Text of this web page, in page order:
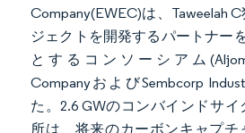
Company(EWEC)は、Taweelah
ジェクトを開発するパートナー
とするコンソーシアム
CompanyおよびSembcorp
た。2.6 GWのコンバインドサ
所は、将来のカーボンキャプチ